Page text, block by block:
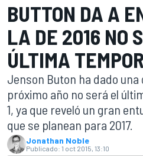
BUTTON DA A
LA DE 2016 NO
ÚLTIMA
Jenson Buton ha dado una
próximo año no será el
1, ya que reveló un gran
que se planean para 2017.
Jonathan Noble
Publicado: 1 oct 2015, 13:10